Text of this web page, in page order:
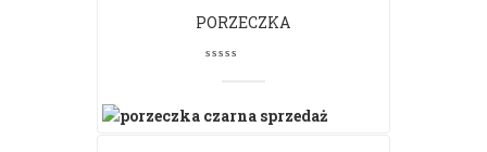
PORZECZKA